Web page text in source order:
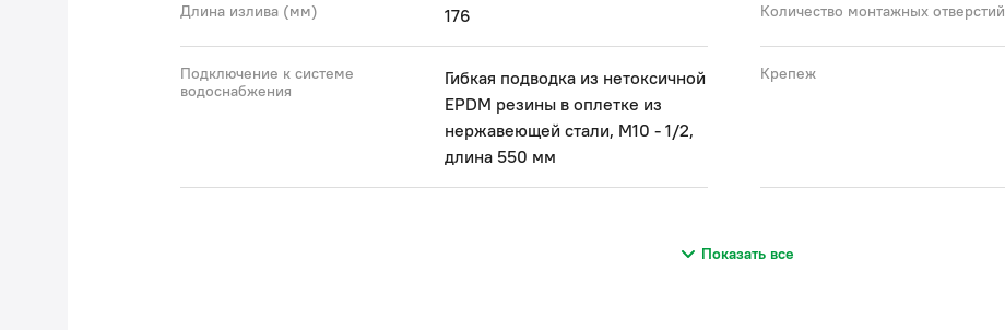
Длина излива (мм) 176 Количество монтажных отверстий
Подключение к системе
водоснабжения
Гибкая подводка из нетоксичной
EPDM резины в оплетке из
нержавеющей стали, М10 - 1/2,
длина 550 мм
Крепеж
Показать все